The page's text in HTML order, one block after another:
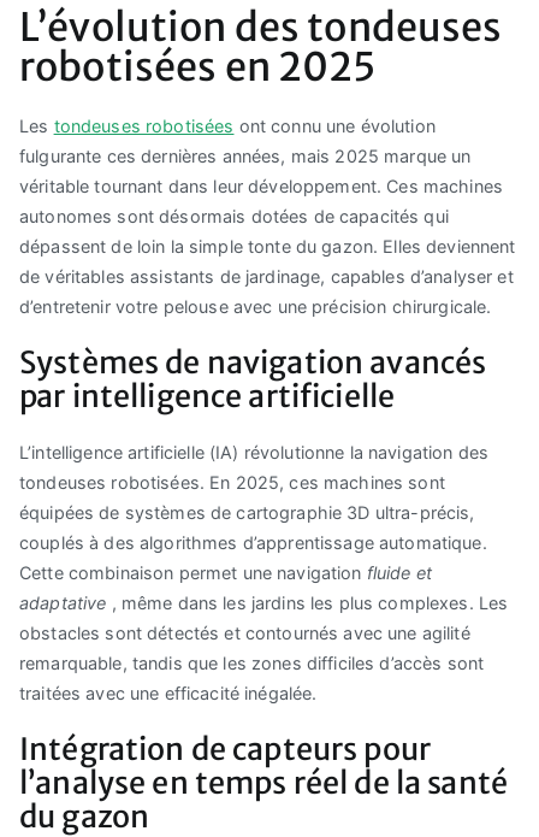
L’évolution des tondeuses
robotisées en 2025
Les tondeuses robotisées ont connu une évolution
fulgurante ces dernières années, mais 2025 marque un
véritable tournant dans leur développement. Ces machines
autonomes sont désormais dotées de capacités qui
dépassent de loin la simple tonte du gazon. Elles deviennent
de véritables assistants de jardinage, capables d’analyser et
d’entretenir votre pelouse avec une précision chirurgicale.
Systèmes de navigation avancés
par intelligence artificielle
L’intelligence artificielle (IA) révolutionne la navigation des
tondeuses robotisées. En 2025, ces machines sont
équipées de systèmes de cartographie 3D ultra-précis,
couplés à des algorithmes d’apprentissage automatique.
Cette combinaison permet une navigation fluide et
adaptative , même dans les jardins les plus complexes. Les
obstacles sont détectés et contournés avec une agilité
remarquable, tandis que les zones difficiles d’accès sont
traitées avec une efficacité inégalée.
Intégration de capteurs pour
l’analyse en temps réel de la santé
du gazon